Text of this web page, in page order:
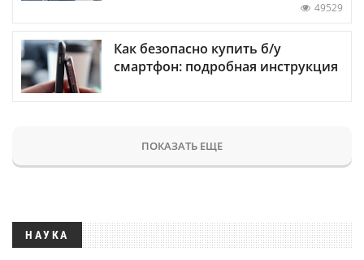
49529
Как безопасно купить б/у
смартфон: подробная инструкция
ПОКАЗАТЬ ЕЩЕ
НАУКА